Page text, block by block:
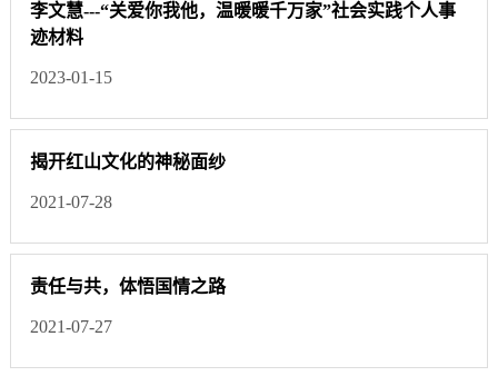
李文慧---“关爱你我他，温暖暖千万家”社会实践个人事
迹材料
2023-01-15
揭开红山文化的神秘面纱
2021-07-28
责任与共，体悟国情之路
2021-07-27